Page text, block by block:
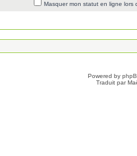
Masquer mon statut en ligne lors
Powered by
Traduit par